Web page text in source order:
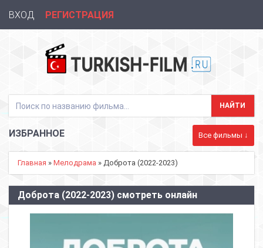
ВХОД РЕГИСТРАЦИЯ
ИЗБРАННОЕ Все фильмы ↓
Главная » Мелодрама » Доброта (2022-2023)
Доброта (2022-2023) смотреть онлайн